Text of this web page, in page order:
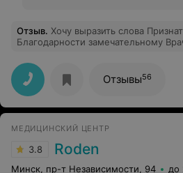
Отзыв. Хочу выразить слова
Благодарности замечательному
Владимировичу!!! Дмитрий
высшей категории, высокий
дела, Perfect Doctor!!! Врач от Бога!!! Дмитрий
Владимирович оперировал меня 2
липом на спине и варикоз ног 2ой
ноги. Я Очень Благодарна Дмитрию
насколько мастерски и кропотливо
ногу, насколько все Здорово
превращал ногу в здоровую и
Отзывы56
МЕДИЦИНСКИЙ ЦЕНТР
3.8 Roden
Минск, пр-т Независимости, 94 до